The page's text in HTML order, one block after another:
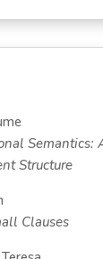
Semantics:
Structure
Clauses